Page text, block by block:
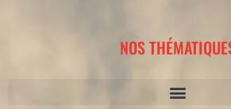
NOS